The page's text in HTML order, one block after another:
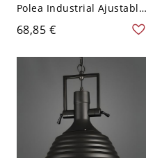
Polea Industrial Ajustable
Lámpara Colgante de
Contrapeso - Negro 110 A
120 V
68,85 €